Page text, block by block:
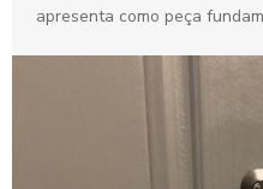
apresenta como peça